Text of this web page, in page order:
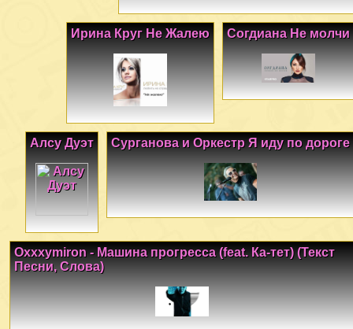
Согдиана Не молчи
Ирина Круг Не Жалею
Сурганова и Оркестр Я иду по дороге
Алсу Дуэт
Oxxxymiron - Машина прогресса (feat. Ка-тет) (Текст
Песни, Слова)